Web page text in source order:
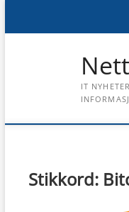
IT
Stikkord: